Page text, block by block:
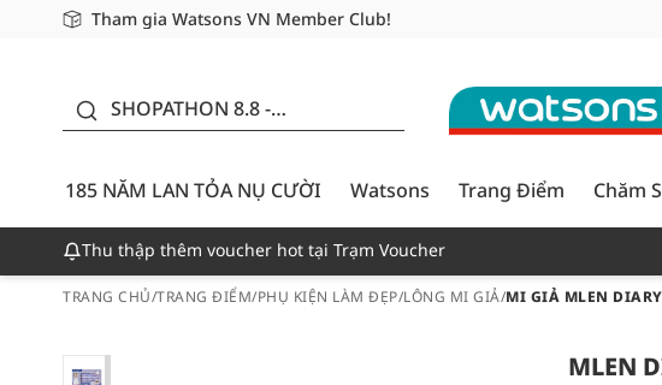
Tham gia Watsons VN Member Club!
Miễn phí giao hàng cho đơn hàng từ 249,000Đ
Giao hàng nhanh 24h - Áp dụng khu vực TP. Hồ Chí Minh
SHOPATHON 8.8 -
CƯỜI - GIẢM ĐẾN
50%
185 NĂM LAN TỎA NỤ CƯỜI
Watsons Trang Điểm Chăm
Thu thập thêm voucher hot tại Trạm Voucher
TRANG CHỦ/TRANG ĐIỂM/PHỤ KIỆN LÀM ĐẸP/LÔNG MI GIẢ/MI GIẢ MLEN
MLEN